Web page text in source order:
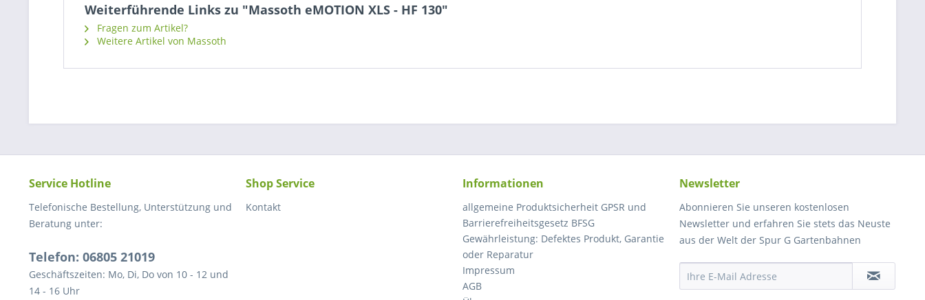
Weiterführende Links zu "Massoth eMOTION XLS - HF 130"
Fragen zum Artikel?
Weitere Artikel von Massoth
Service Hotline
Telefonische Bestellung, Unterstützung und
Beratung unter:
Telefon: 06805 21019
Geschäftszeiten: Mo, Di, Do von 10 - 12 und
14 - 16 Uhr
Shop Service
Kontakt
Informationen
allgemeine Produktsicherheit GPSR und
Barrierefreiheitsgesetz BFSG
Gewährleistung: Defektes Produkt, Garantie
oder Reparatur
Impressum
AGB
Newsletter
Abonnieren Sie unseren kostenlosen
Newsletter und erfahren Sie stets das Neuste
aus der Welt der Spur G Gartenbahnen